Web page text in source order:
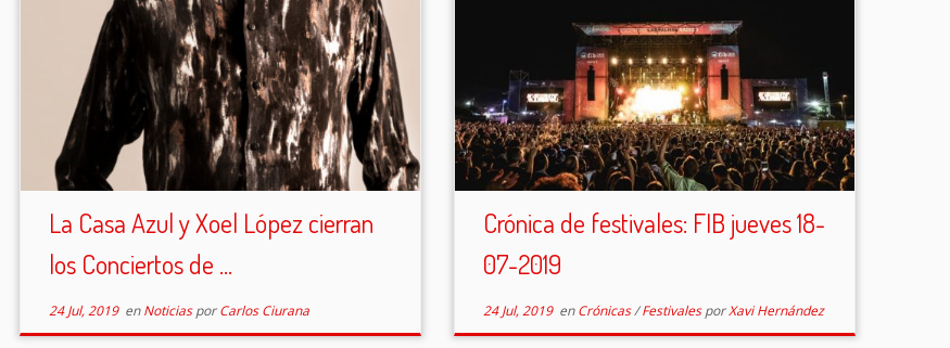
La Casa Azul y Xoel López cierran
los Conciertos de ...
24 Jul, 2019enNoticiasporCarlos Ciurana
Crónica de festivales: FIB jueves 18-
07-2019
24 Jul, 2019enCrónicas/FestivalesporXavi Hernández